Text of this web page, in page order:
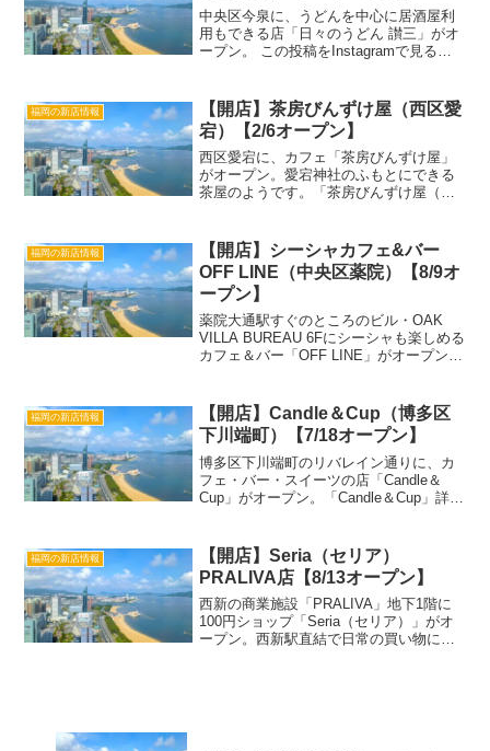
中央区今泉に、うどんを中心に居酒屋利
用もできる店「日々のうどん 讃三」がオ
ープン。 この投稿をInstagramで見る
「日々のうどん 讃三」詳細店名日々のう
ど...
福岡の新店情報
【開店】茶房びんずけ屋（西区愛
宕）【2/6オープン】
西区愛宕に、カフェ「茶房びんずけ屋」
がオープン。愛宕神社のふもとにできる
茶屋のようです。「茶房びんずけ屋（店
10:00〜17:00店休日住所福岡県福岡市西
区愛宕2...
福岡の新店情報
【開店】シーシャカフェ&バー
OFF LINE（中央区薬院）【8/9オ
ープン】
薬院大通駅すぐのところのビル・OAK
VILLA BUREAU 6Fにシーシャも楽しめる
カフェ＆バー「OFF LINE」がオープン。
福岡の新店情報
【開店】Candle＆Cup（博多区
下川端町）【7/18オープン】
博多区下川端町のリバレイン通りに、カ
フェ・バー・スイーツの店「Candle＆
Cup」がオープン。「Candle＆Cup」詳細
営業時間11:00〜15:00（...
福岡の新店情報
【開店】Seria（セリア）
PRALIVA店【8/13オープン】
西新の商業施設「PRALIVA」地下1階に
100円ショップ「Seria（セリア）」がオ
ープン。西新駅直結で日常の買い物に便